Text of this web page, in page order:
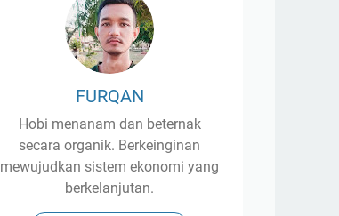
FURQAN
Hobi menanam dan beternak
secara organik. Berkeinginan
mewujudkan sistem ekonomi yang
berkelanjutan.